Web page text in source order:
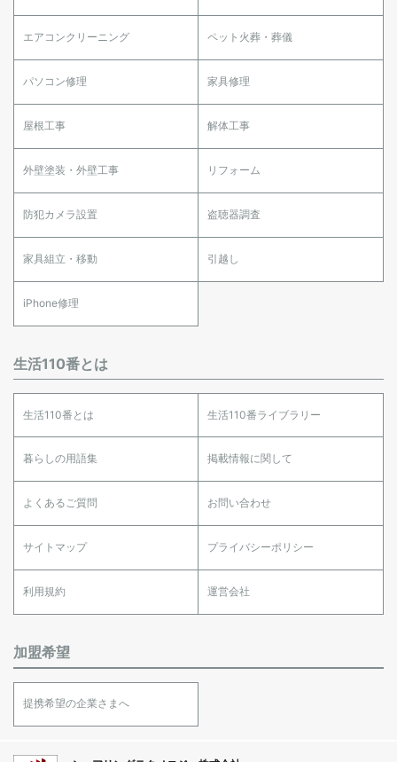
エアコンクリーニング ペット火葬・葬儀
パソコン修理 家具修理
屋根工事 解体工事
外壁塗装・外壁工事 リフォーム
防犯カメラ設置 盗聴器調査
家具組立・移動 引越し
iPhone修理
生活110番とは
生活110番とは 生活110番ライブラリー
暮らしの用語集 掲載情報に関して
よくあるご質問 お問い合わせ
サイトマップ プライバシーポリシー
利用規約 運営会社
加盟希望
提携希望の企業さまへ